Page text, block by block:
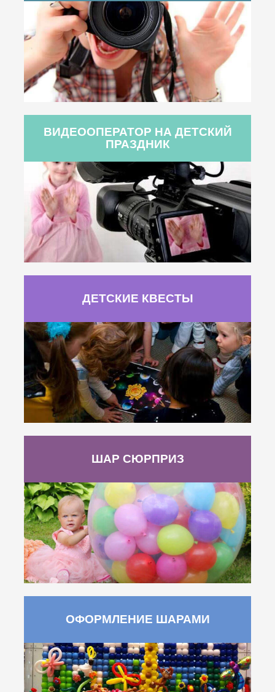
ВИДЕООПЕРАТОР НА ДЕТСКИЙ
ПРАЗДНИК
ДЕТСКИЕ КВЕСТЫ
ШАР СЮРПРИЗ
ОФОРМЛЕНИЕ ШАРАМИ